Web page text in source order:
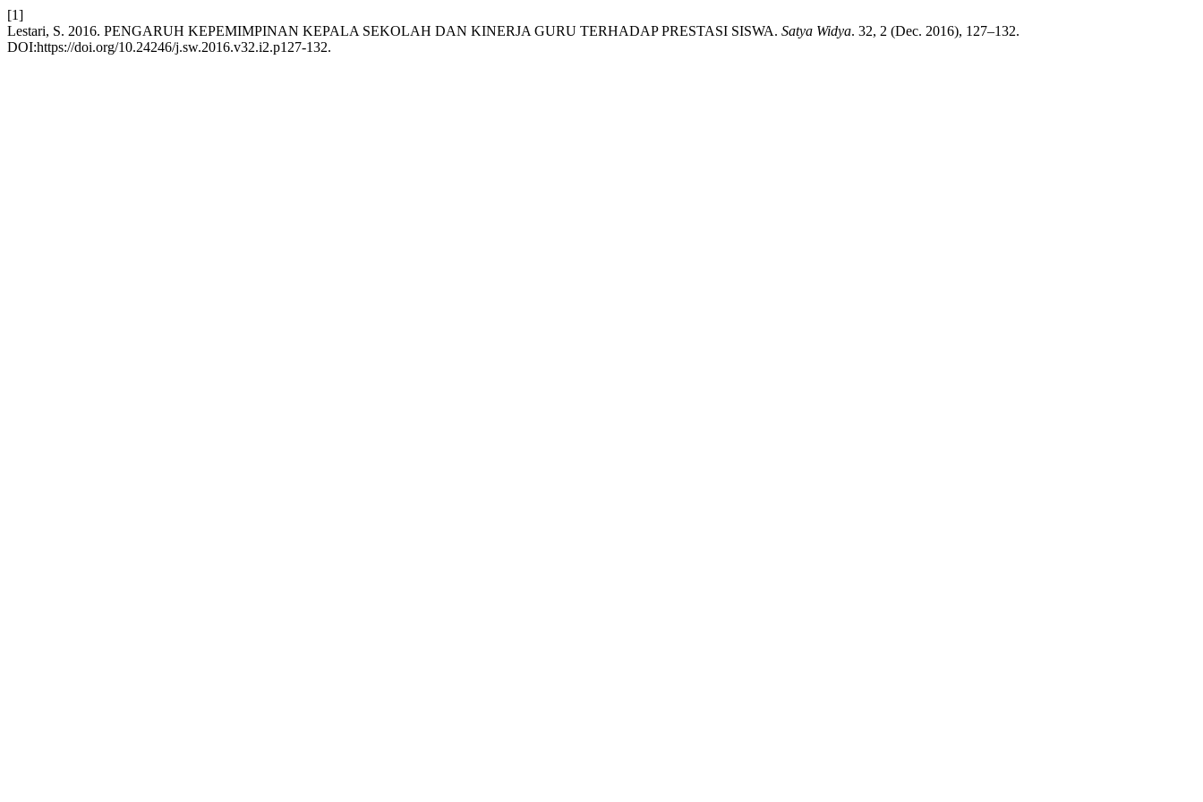
[1]
Lestari, S. 2016. PENGARUH KEPEMIMPINAN KEPALA SEKOLAH DAN KINERJA GURU TERHADAP PRESTASI SISWA. Satya Widya. 32, 2 (Dec. 2016), 127–132.
DOI:https://doi.org/10.24246/j.sw.2016.v32.i2.p127-132.